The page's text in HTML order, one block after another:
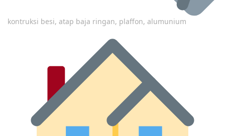
kontruksi besi, atap baja ringan, plaffon, alumunium